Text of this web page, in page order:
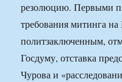
резолюцию. Первыми
требования митинга
политзаключенным,
Госдуму, отставка
Чурова и